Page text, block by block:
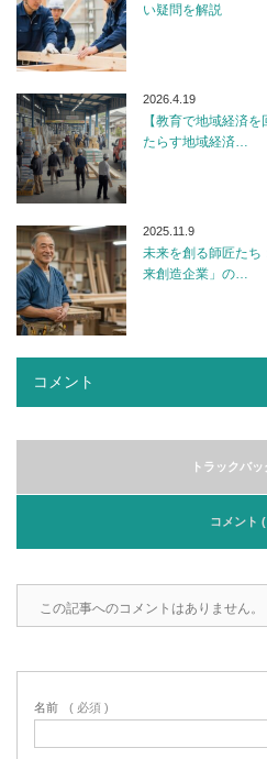
い疑問を解説
2026.4.19
【教育で地域経済
たらす地域経済…
2025.11.9
未来を創る師匠たち
来創造企業」の…
コメント
トラックバ
コメント
この記事へのコメントはありません。
名前 ( 必須 )